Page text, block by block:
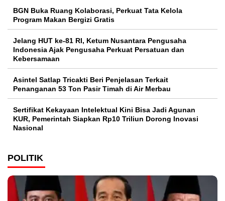
BGN Buka Ruang Kolaborasi, Perkuat Tata Kelola
Program Makan Bergizi Gratis
Jelang HUT ke-81 RI, Ketum Nusantara Pengusaha
Indonesia Ajak Pengusaha Perkuat Persatuan dan
Kebersamaan
Asintel Satlap Tricakti Beri Penjelasan Terkait
Penanganan 53 Ton Pasir Timah di Air Merbau
Sertifikat Kekayaan Intelektual Kini Bisa Jadi Agunan
KUR, Pemerintah Siapkan Rp10 Triliun Dorong Inovasi
Nasional
POLITIK